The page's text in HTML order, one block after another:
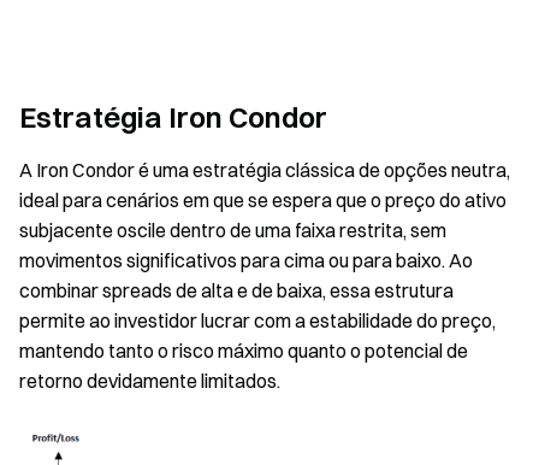
Estratégia Iron Condor
A Iron Condor é uma estratégia clássica de opções neutra,
ideal para cenários em que se espera que o preço do ativo
subjacente oscile dentro de uma faixa restrita, sem
movimentos significativos para cima ou para baixo. Ao
combinar spreads de alta e de baixa, essa estrutura
permite ao investidor lucrar com a estabilidade do preço,
mantendo tanto o risco máximo quanto o potencial de
retorno devidamente limitados.